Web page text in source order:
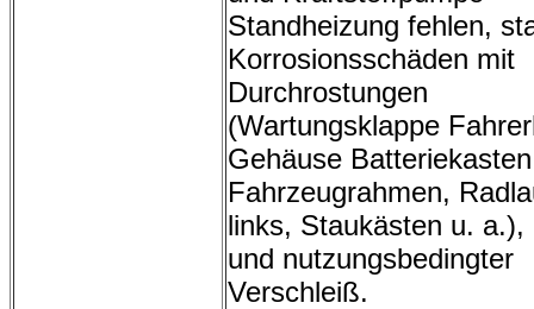
Standheizung fehlen,
Korrosionsschäden mit
Durchrostungen
(Wartungsklappe
Gehäuse
Fahrzeugrahmen,
links, Staukästen u. a.),
und nutzungsbedingter
Verschleiß.